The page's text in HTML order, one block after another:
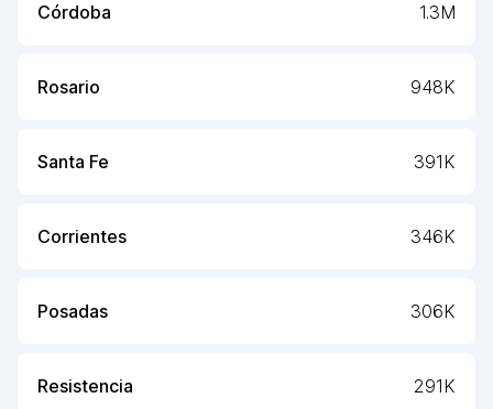
Córdoba 1.3M
Rosario 948K
Santa Fe 391K
Corrientes 346K
Posadas 306K
Resistencia 291K